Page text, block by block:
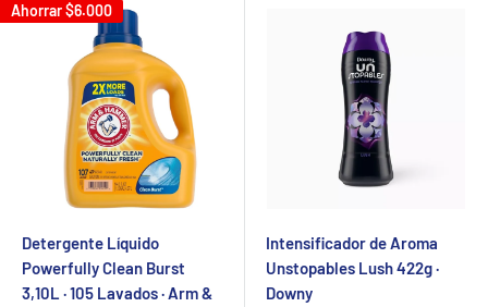
Ahorrar$6.000
Detergente Líquido
Powerfully Clean Burst
3,10L · 105 Lavados · Arm &
Intensificador de Aroma
Unstopables Lush 422g ·
Downy